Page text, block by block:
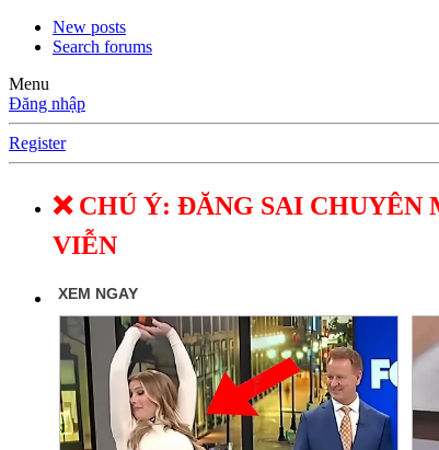
New posts
Search forums
Menu
Đăng nhập
Register
❌ CHÚ Ý: ĐĂNG SAI
VIỄN